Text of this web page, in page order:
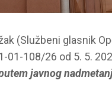
(Službeni glasnik
01-108/26 od 5. 5.
javnog